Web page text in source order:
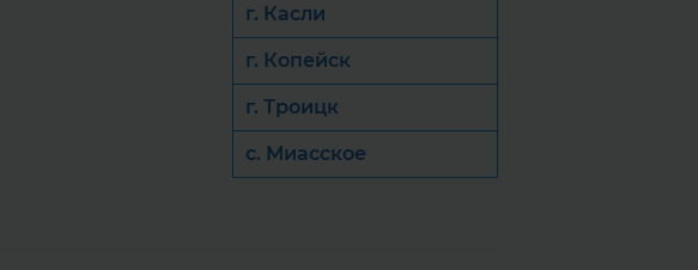
г. Касли
г. Копейск
г. Троицк
с. Миасское